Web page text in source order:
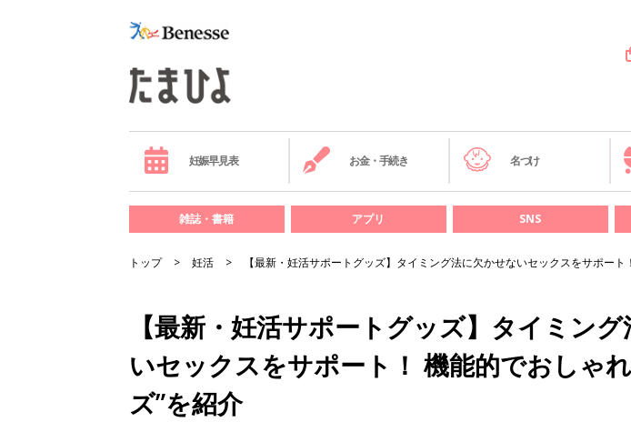
妊娠早見表 お金・手続き 名づけ
雑誌・書籍 アプリ SNS
トップ 妊活 【最新・妊活サポートグッズ】タイミング法に欠かせないセックスをサポー
【最新・妊活サポートグッズ】タイミン
いセックスをサポート！ 機能的でおしゃ
ズ”を紹介